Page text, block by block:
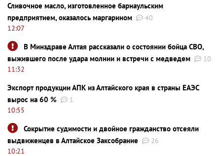
Сливочное масло, изготовленное барнаульским
предприятием, оказалось маргарином
40
12:07
В Минздраве Алтая рассказали о состоянии бойца СВО,
выжившего после удара молнии и встречи с медведем
10
11:32
Экспорт продукции АПК из Алтайского края в страны ЕАЭС
вырос на 60 %
1
10:55
Сокрытие судимости и двойное гражданство отсеяли
выдвиженцев в Алтайское Заксобрание
26
10:21